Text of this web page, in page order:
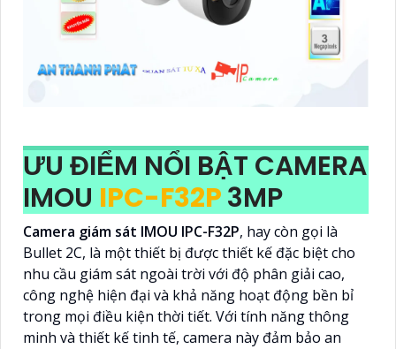
ƯU ĐIỂM NỔI BẬT CAMERA
IMOU IPC-F32P3MP
Camera giám sát IMOU IPC-F32P, hay còn gọi là
Bullet 2C, là một thiết bị được thiết kế đặc biệt cho
nhu cầu giám sát ngoài trời với độ phân giải cao,
công nghệ hiện đại và khả năng hoạt động bền bỉ
trong mọi điều kiện thời tiết. Với tính năng thông
minh và thiết kế tinh tế, camera này đảm bảo an